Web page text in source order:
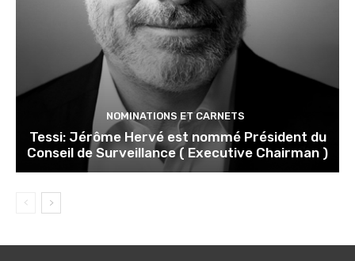
NOMINATIONS ET CARNETS
Tessi: Jérôme Hervé est nommé Président du
Conseil de Surveillance ( Executive Chairman )